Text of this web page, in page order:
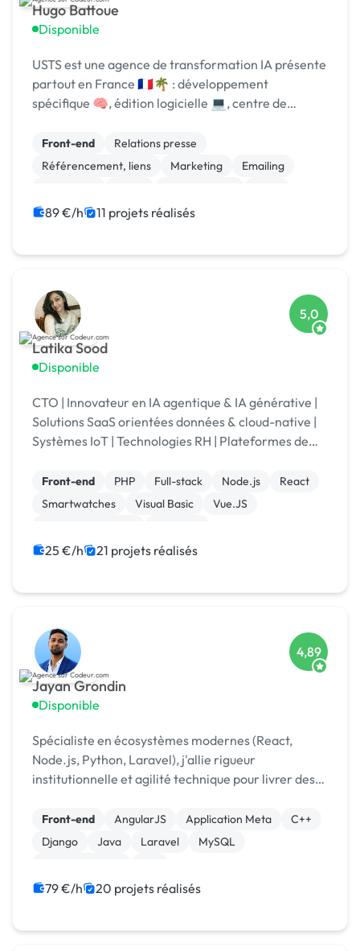
Hugo Battoue
Disponible
USTS est une agence de transformation IA présente
partout en France 🇫🇷🌴 : développement
spécifique 🧠, édition logicielle 💻, centre de
MASQUÉE] 🏆 !
Front-end
Relations presse
Référencement, liens
Marketing
Emailing
Charte graphique
89 €/h 11 projets réalisés
Latika Sood
Disponible
5,0
CTO | Innovateur en IA agentique & IA générative |
Solutions SaaS orientées données & cloud-native |
Systèmes IoT | Technologies RH | Plateformes de
Front-end PHP Full-stack Node.js
React
Smartwatches
Visual Basic
Vue.JS
25 €/h 21 projets réalisés
Jayan Grondin
Disponible
4,89
Spécialiste en écosystèmes modernes (React,
Node.js, Python, Laravel), j'allie rigueur
institutionnelle et agilité technique pour livrer des
Front-end AngularJS Application Meta
C++
Django
Java Laravel
MySQL
79 €/h 20 projets réalisés